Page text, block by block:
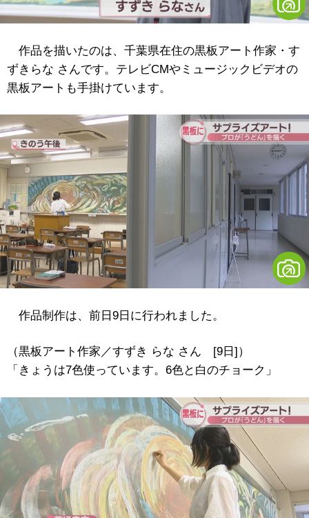
作品を描いたのは、千葉県在住の黒板アート作家・す
ずきらな さんです。テレビCMやミュージックビデオの
黒板アートも手掛けています。
作品制作は、前日9日に行われました。
（黒板アート作家／すずき らな さん [9日]）
「きょうは7色使っています。6色と白のチョーク」